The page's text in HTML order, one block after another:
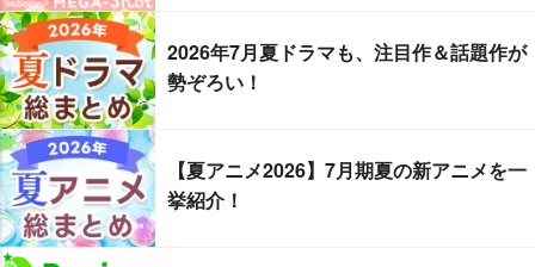
2026年7月夏ドラマも、注目作＆話題作が
勢ぞろい！
【夏アニメ2026】7月期夏の新アニメを一
挙紹介！